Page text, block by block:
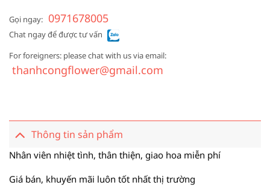
Gọi ngay: 0971678005
Chat ngay để được tư vấn
For foreigners: please chat with us via email:
thanhcongflower@gmail.com
Thông tin sản phẩm
Nhân viên nhiệt tình, thân thiện, giao hoa miễn phí
Giá bán, khuyến mãi luôn tốt nhất thị trường